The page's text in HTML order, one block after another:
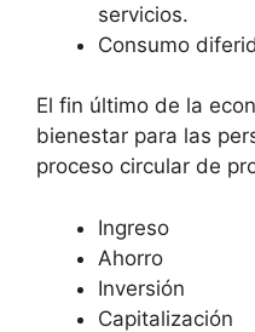
servicios.
Consumo
El fin último de la
bienestar para las
proceso circular de
Ingreso
Ahorro
Inversión
Capitalización